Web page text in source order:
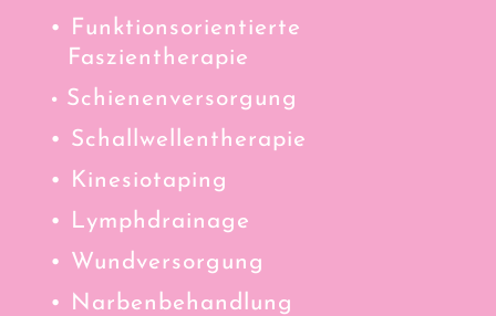
•
Funktionsorientierte
Faszientherapie
• Schienenversorgung
• Schallwellentherapie
• Kinesiotaping
• Lymphdrainage
• Wundversorgung
• Narbenbehandlung